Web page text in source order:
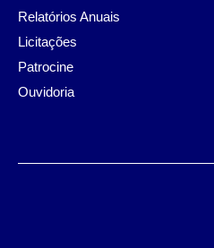
Relatórios Anuais
Licitações
Patrocine
Ouvidoria